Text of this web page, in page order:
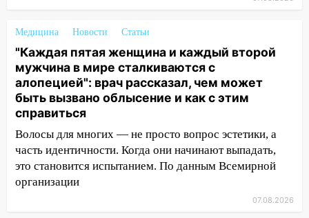
подростка в сквере
13:01 В Димитровграде мужчина
выбросил из машины страйкбольную
гранату: его задержали
12:34 На Ульяновскую область
надвигается сильнейшая непогода: град
и шквал до 27 м/с
12:31 Ульяновец хотел купить иномарку
из Европы и потерял 760 тысяч рублей
Медицина Новости Статьи
"Каждая пятая женщина и каждый второй
мужчина в мире сталкиваются с
алопецией": врач рассказал, чем может
быть вызвано облысение и как с этим
справиться
Волосы для многих — не просто вопрос эстетики, а
часть идентичности. Когда они начинают выпадать,
это становится испытанием. По данным Всемирной
организации
07.08.2026